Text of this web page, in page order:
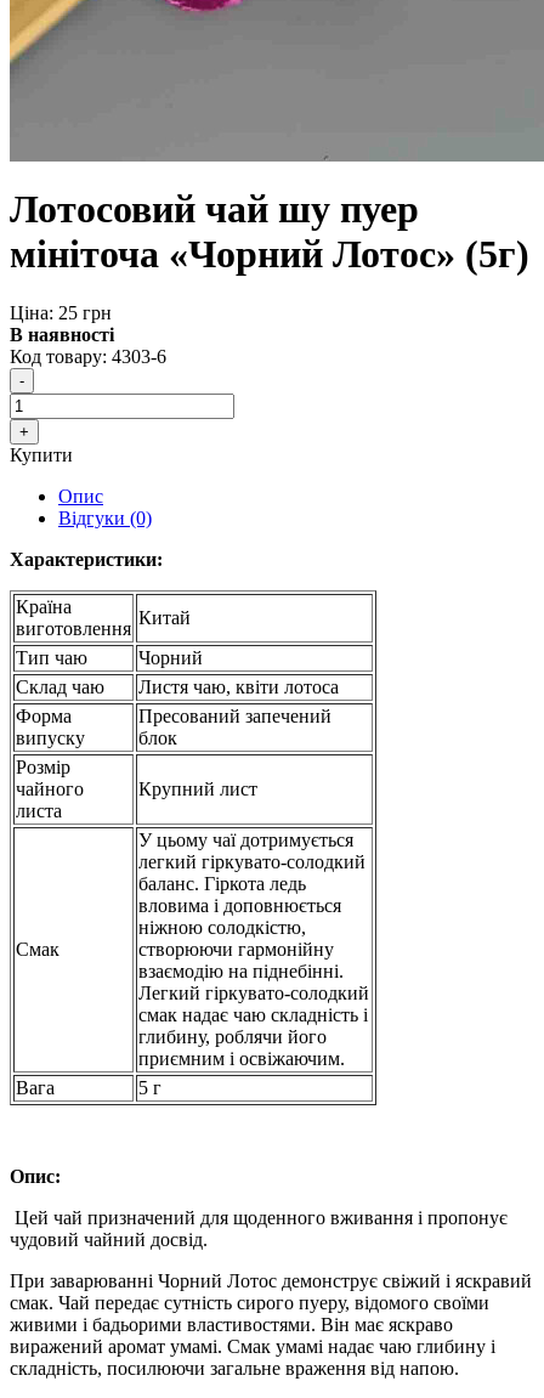
Лотосовий чай шу пуер
мініточа «Чорний Лотос» (5г)
Ціна: 25 грн
В наявності
Код товару: 4303-6
Купити
Опис
Відгуки (0)
Характеристики:
Країна
виготовлення
Китай
Тип чаю
Чорний
Склад чаю
Листя чаю, квіти лотоса
Форма
випуску
Пресований запечений
блок
Розмір
чайного
листа
Крупний лист
Смак
У цьому чаї дотримується
легкий гіркувато-солодкий
баланс. Гіркота ледь
вловима і доповнюється
ніжною солодкістю,
створюючи гармонійну
взаємодію на піднебінні.
Легкий гіркувато-солодкий
смак надає чаю складність і
глибину, роблячи його
приємним і освіжаючим.
Вага
5 г
Опис:
Цей чай призначений для щоденного вживання і пропонує
чудовий чайний досвід.
При заварюванні Чорний Лотос демонструє свіжий і яскравий
смак. Чай передає сутність сирого пуеру, відомого своїми
живими і бадьорими властивостями. Він має яскраво
виражений аромат умамі. Смак умамі надає чаю глибину і
складність, посилюючи загальне враження від напою.